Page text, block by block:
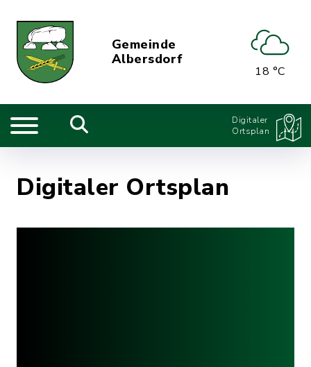
Gemeinde
Albersdorf
18 °C
Digitaler
Ortsplan
Digitaler Ortsplan